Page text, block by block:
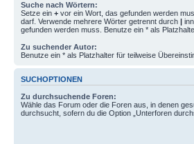
Suche nach Wörtern:
Setze ein + vor ein Wort, das gefunden werden
darf. Verwende mehrere Wörter getrennt durch |
gefunden werden muss. Benutze ein * als
Zu suchender Autor:
Benutze ein * als Platzhalter für teilweise
SUCHOPTIONEN
Zu durchsuchende Foren:
Wähle das Forum oder die Foren aus, in denen
durchsucht, sofern du die Option „Unterforen